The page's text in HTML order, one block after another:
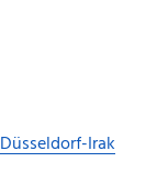
Irak